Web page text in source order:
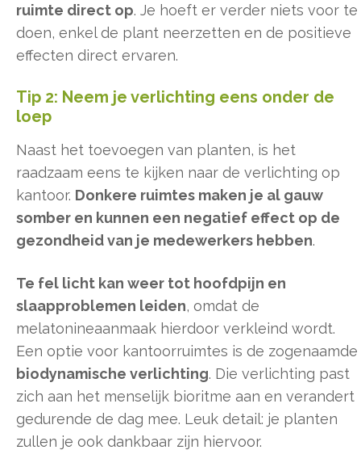
ruimte direct op. Je hoeft er verder niets voor te
doen, enkel de plant neerzetten en de positieve
effecten direct ervaren.
Tip 2: Neem je verlichting eens onder de
loep
Naast het toevoegen van planten, is het
raadzaam eens te kijken naar de verlichting op
kantoor. Donkere ruimtes maken je al gauw
somber en kunnen een negatief effect op de
gezondheid van je medewerkers hebben.
Te fel licht kan weer tot hoofdpijn en
slaapproblemen leiden, omdat de
melatonineaanmaak hierdoor verkleind wordt.
Een optie voor kantoorruimtes is de zogenaamde
biodynamische verlichting. Die verlichting past
zich aan het menselijk bioritme aan en verandert
gedurende de dag mee. Leuk detail: je planten
zullen je ook dankbaar zijn hiervoor.